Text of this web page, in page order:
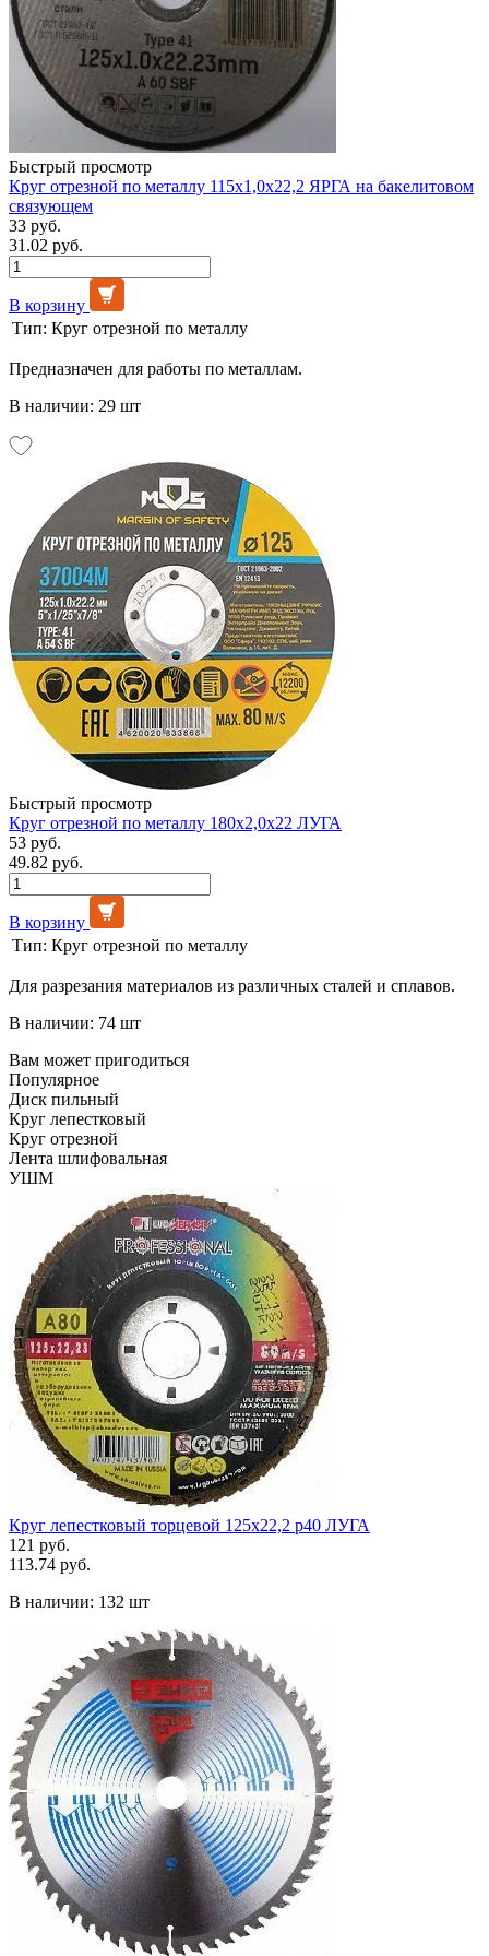
Быстрый просмотр
Круг отрезной по металлу 115х1,0х22,2 ЯРГА на бакелитовом
связующем
33 руб.
31.02 руб.
В корзину
Тип: Круг отрезной по металлу
Предназначен для работы по металлам.
В наличии: 29 шт
Быстрый просмотр
Круг отрезной по металлу 180х2,0х22 ЛУГА
53 руб.
49.82 руб.
В корзину
Тип: Круг отрезной по металлу
Для разрезания материалов из различных сталей и сплавов.
В наличии: 74 шт
Вам может пригодиться
Популярное
Диск пильный
Круг лепестковый
Круг отрезной
Лента шлифовальная
УШМ
Круг лепестковый торцевой 125х22,2 р40 ЛУГА
121 руб.
113.74 руб.
В наличии: 132 шт